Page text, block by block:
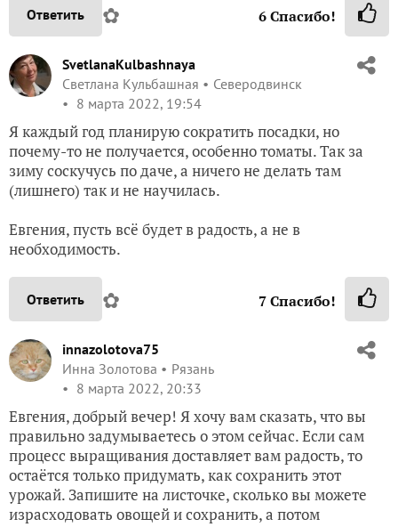
Ответить ✿ 6Спасибо!
SvetlanaKulbashnaya
Светлана Кульбашная
Северодвинск
8 марта 2022, 19:54
Я каждый год планирую сократить посадки, но
почему-то не получается, особенно томаты. Так за
зиму соскучусь по даче, а ничего не делать там
(лишнего) так и не научилась.
Евгения, пусть всё будет в радость, а не в
необходимость.
Ответить ✿ 7Спасибо!
innazolotova75
Инна Золотова
Рязань
8 марта 2022, 20:33
Евгения, добрый вечер! Я хочу вам сказать, что вы
правильно задумываетесь о этом сейчас. Если сам
процесс выращивания доставляет вам радость, то
остаётся только придумать, как сохранить этот
урожай. Запишите на листочке, сколько вы можете
израсходовать овощей и сохранить, а потом